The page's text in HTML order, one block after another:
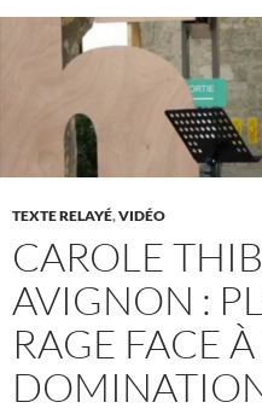
TEXTE RELAYÉ,VIDÉO
CAROLE
AVIGNON :
RAGE FACE